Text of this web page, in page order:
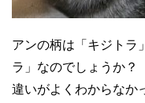
アンの柄は「キジトラ
ラ」なのでしょうか？
違いがよくわからなか